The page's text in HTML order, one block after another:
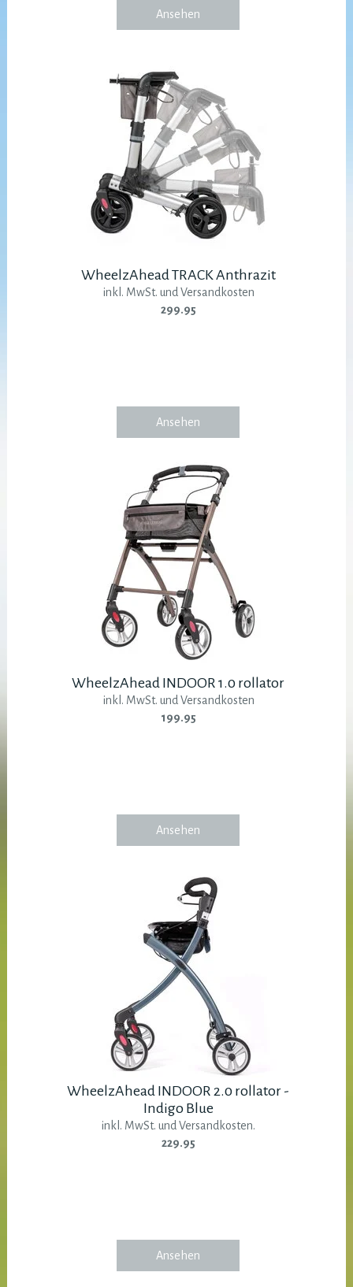
Ansehen
WheelzAhead TRACK Anthrazit
inkl. MwSt. und Versandkosten
299.95
Ansehen
WheelzAhead INDOOR 1.0 rollator
inkl. MwSt. und Versandkosten
199.95
Ansehen
WheelzAhead INDOOR 2.0 rollator -
Indigo Blue
inkl. MwSt. und Versandkosten.
229.95
Ansehen